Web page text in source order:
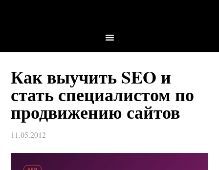
Как выучить SEO и
стать специалистом по
продвижению сайтов
11.05.2012